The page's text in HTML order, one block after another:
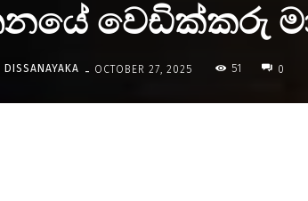
වෙඩික්කරු
- OCTOBER 27, 2025 51 0